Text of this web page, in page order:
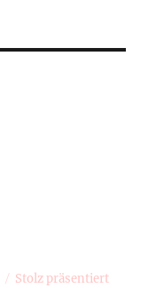
Stolz präsentiert